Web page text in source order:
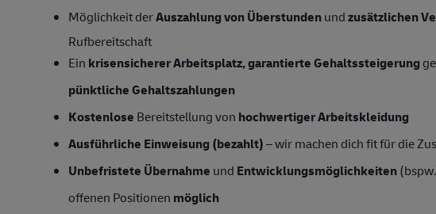
Möglichkeit derAuszahlung von Überstundenundzusätzlichen
Rufbereitschaft
Ein krisensicherer Arbeitsplatz, garantierte Gehaltssteigerung
pünktliche Gehaltszahlungen
Kostenlose Bereitstellung von hochwertiger Arbeitskleidung
Ausführliche Einweisung (bezahlt)– wir machen dich fit für die
Unbefristete Übernahme und Entwicklungsmöglichkeiten
offenen Positionen möglich